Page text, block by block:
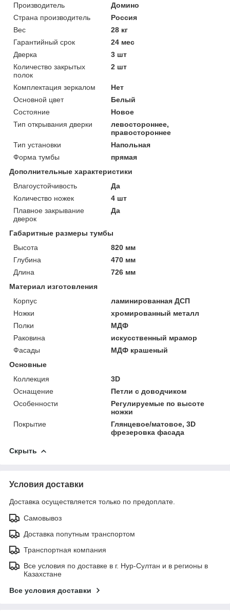
Производитель
Домино
Страна производитель
Россия
Вес
28 кг
Гарантийный срок
24 мес
Дверка
3 шт
Количество закрытых
полок
2 шт
Комплектация зеркалом
Нет
Основной цвет
Белый
Состояние
Новое
Тип открывания дверки
левостороннее,
правостороннее
Тип установки
Напольная
Форма тумбы
прямая
Дополнительные характеристики
Влагоустойчивость
Да
Количество ножек
4 шт
Плавное закрывание
дверок
Да
Габаритные размеры тумбы
Высота
820 мм
Глубина
470 мм
Длина
726 мм
Материал изготовления
Корпус
ламинированная ДСП
Ножки
хромированный металл
Полки
МДФ
Раковина
искусственный мрамор
Фасады
МДФ крашеный
Основные
Коллекция
3D
Оснащение
Петли с доводчиком
Особенности
Регулируемые по высоте
ножки
Покрытие
Глянцевое/матовое, 3D
фрезеровка фасада
Скрыть
Условия доставки
Доставка осуществляется только по предоплате.
Самовывоз
Доставка попутным транспортом
Транспортная компания
Все условия по доставке в г. Нур-Султан и в регионы в
Казахстане
Все условия доставки